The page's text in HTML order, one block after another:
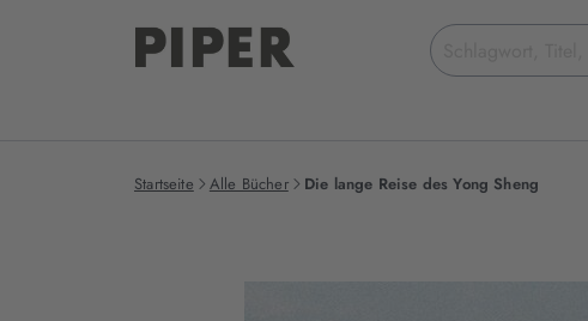
Suchbegriff
eingeben
Startseite Alle Bücher Die lange Reise des Yong Sheng